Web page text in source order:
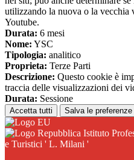
utilizzando la nuova o la vecchia
Youtube.
Durata: 6 mesi
Nome: YSC
Tipologia: analitico
Proprieta: Terze Parti
Descrizione: Questo cookie è
traccia delle visualizzazioni dei
Durata: Sessione
Accetta tutti Salva le preferenze
Istituto
e Turistici ' L. Milani '